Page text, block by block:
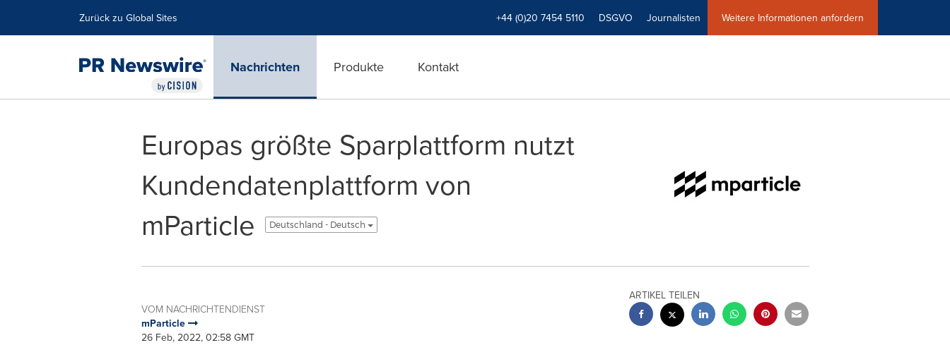
Zurück zu Global Sites +44 (0)20 7454 5110 DSGVO Journalisten Weitere Informationen anfordern
Nachrichten Produkte Kontakt
Europas größte Sparplattform nutzt
Kundendatenplattform von
mParticle
Deutschland - Deutsch
VOM NACHRICHTENDIENST
mParticle
26 Feb, 2022, 02:58 GMT
ARTIKEL TEILEN